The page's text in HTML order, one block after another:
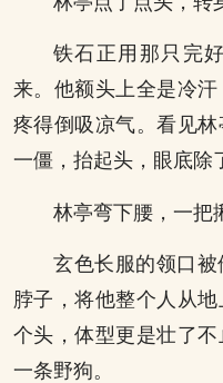
铁石正用那只完
来。他额头上全是冷
疼得倒吸凉气。看见
一僵，抬起头，眼底除
林亭弯下腰，一把
玄色长服的领口
脖子，将他整个人从
个头，体型更是壮了
一条野狗。